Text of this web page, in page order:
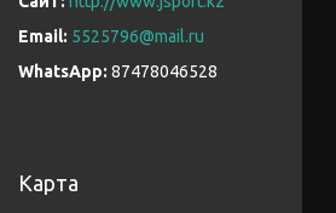
5525796@mail.ru
87478046528
Карта